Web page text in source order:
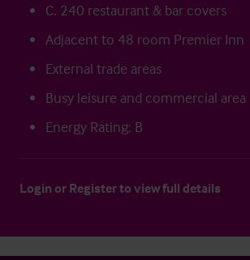
C. 240 restaurant & bar covers
Adjacent to 48 room Premier Inn
External trade areas
Busy leisure and commercial area
Energy Rating: B
Login or Registerto view full details